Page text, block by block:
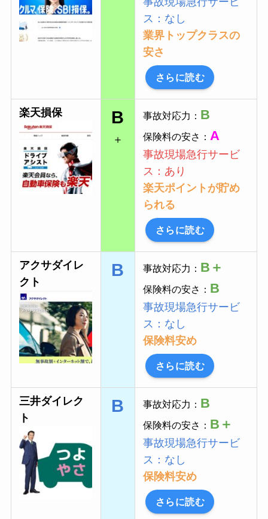
ス：なし
業界トップクラスの
安さ
さらに読む
楽天損保 B
＋
事故対応力： B
保険料の安さ： A
事故現場急行サービ
ス：あり
楽天ポイントが貯め
られる
さらに読む
アクサダイレ
クト
B 事故対応力： B＋
保険料の安さ： B
事故現場急行サービ
ス：なし
保険料安め
さらに読む
三井ダイレク
ト
B 事故対応力： B
保険料の安さ： B＋
事故現場急行サービ
ス：なし
保険料安め
さらに読む